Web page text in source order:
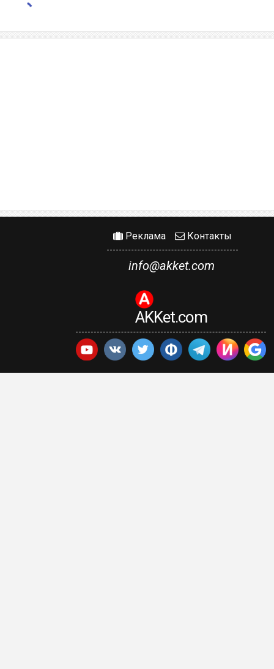
Реклама Контакты
info@akket.com
AKKet.com